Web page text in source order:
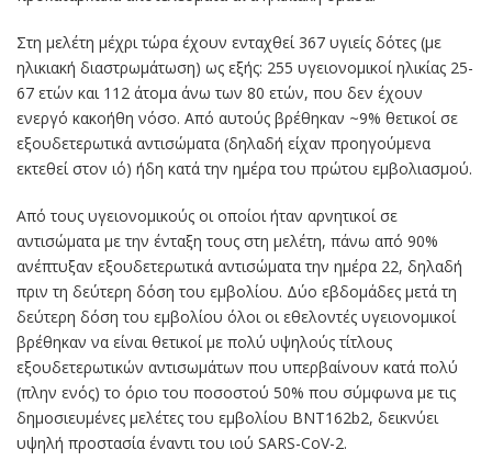
Στη μελέτη μέχρι τώρα έχουν ενταχθεί 367 υγιείς δότες (με
ηλικιακή διαστρωμάτωση) ως εξής: 255 υγειονομικοί ηλικίας 25-
67 ετών και 112 άτομα άνω των 80 ετών, που δεν έχουν
ενεργό κακοήθη νόσο. Από αυτούς βρέθηκαν ~9% θετικοί σε
εξουδετερωτικά αντισώματα (δηλαδή είχαν προηγούμενα
εκτεθεί στον ιό) ήδη κατά την ημέρα του πρώτου εμβολιασμού.
Από τους υγειονομικούς οι οποίοι ήταν αρνητικοί σε
αντισώματα με την ένταξη τους στη μελέτη, πάνω από 90%
ανέπτυξαν εξουδετερωτικά αντισώματα την ημέρα 22, δηλαδή
πριν τη δεύτερη δόση του εμβολίου. Δύο εβδομάδες μετά τη
δεύτερη δόση του εμβολίου όλοι οι εθελοντές υγειονομικοί
βρέθηκαν να είναι θετικοί με πολύ υψηλούς τίτλους
εξουδετερωτικών αντισωμάτων που υπερβαίνουν κατά πολύ
(πλην ενός) το όριο του ποσοστού 50% που σύμφωνα με τις
δημοσιευμένες μελέτες του εμβολίου BNT162b2, δεικνύει
υψηλή προστασία έναντι του ιού SARS-CoV-2.